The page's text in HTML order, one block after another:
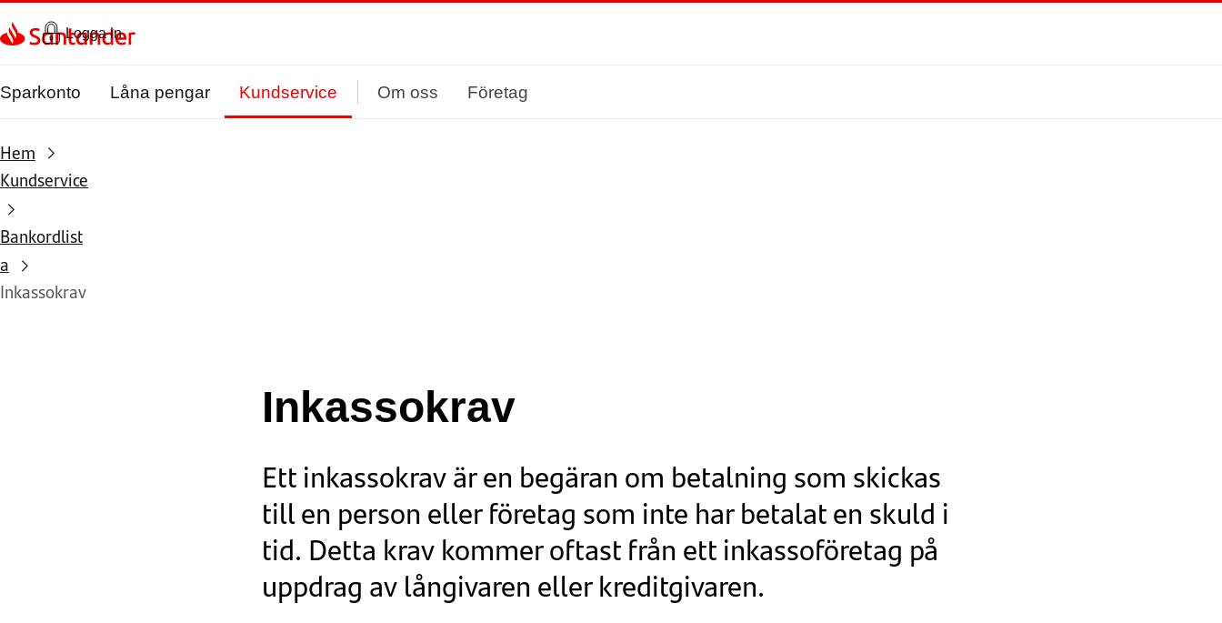
Gå direkt till textinnehål
Logga in
Sparkonto Låna pengar Kundservice Om oss Företag
Hem
Kundservice
Bankordlist
a
Inkassokrav
Inkassokrav
Ett inkassokrav är en begäran om betalning som skickas
till en person eller företag som inte har betalat en skuld i
tid. Detta krav kommer oftast från ett inkassoföretag på
uppdrag av långivaren eller kreditgivaren.